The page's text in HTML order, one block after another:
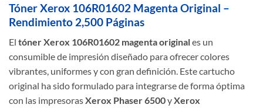
Tóner Xerox 106R01602 Magenta Original –
Rendimiento 2,500 Páginas
El tóner Xerox 106R01602 magenta originales un
consumible de impresión diseñado para ofrecer colores
vibrantes, uniformes y con gran definición. Este cartucho
original ha sido formulado para integrarse de forma óptima
con las impresorasXerox Phaser 6500yXerox